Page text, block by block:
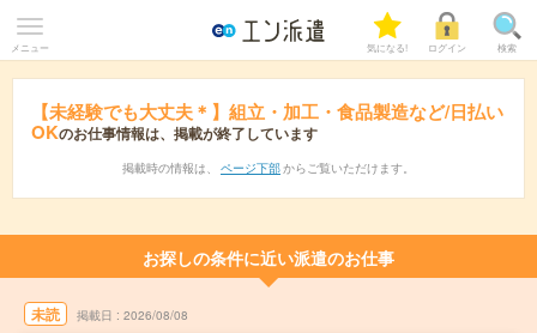
メニュー 気になる! ログイン 検索
【未経験でも大丈夫＊】組立・加工・食品製造など/日払い
OKのお仕事情報は、掲載が終了しています
掲載時の情報は、 ページ下部 からご覧いただけます。
お探しの条件に近い派遣のお仕事
未読 掲載日 2026/08/08